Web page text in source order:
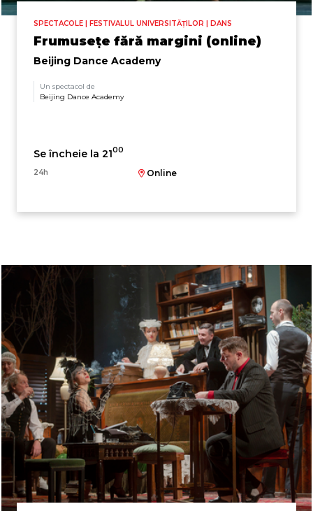
SPECTACOLE | FESTIVALUL UNIVERSITĂȚILOR | DANS
Frumusețe fără margini (online)
Beijing Dance Academy
Un spectacol de
Beijing Dance Academy
Se încheie la 2100
24h Online